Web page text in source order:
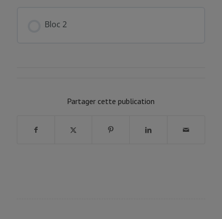
0% COMPLÉTÉ
Bloc 2
Partager cette publication